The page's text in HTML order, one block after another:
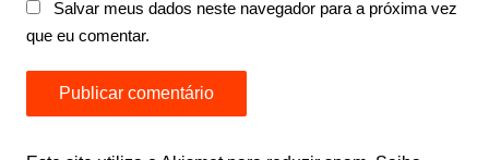
Salvar meus dados neste navegador para a próxima vez
que eu comentar.